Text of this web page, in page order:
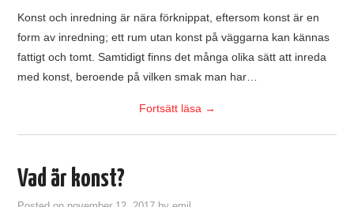
Konst och inredning är nära förknippat, eftersom konst är en
form av inredning; ett rum utan konst på väggarna kan kännas
fattigt och tomt. Samtidigt finns det många olika sätt att inreda
med konst, beroende på vilken smak man har…
Fortsätt läsa →
Vad är konst?